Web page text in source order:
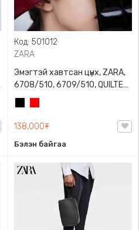
Код: 501012
ZARA
Эмэгтэй хавтсан цүнх, ZARA,
6708/510, 6709/510, QUILTED
CLUTCH BAGDETAILS, Лакан,
Гинжин оосортой
138,000₮
Бэлэн байгаа